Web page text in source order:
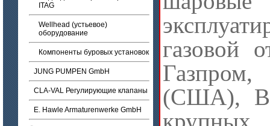
ITAG
Wellhead (устьевое)
оборудование
Компоненты буровых установок
JUNG PUMPEN GmbH
CLA-VAL Регулирующие клапаны
E. Hawle Armaturenwerke GmbH
газовой
(США),